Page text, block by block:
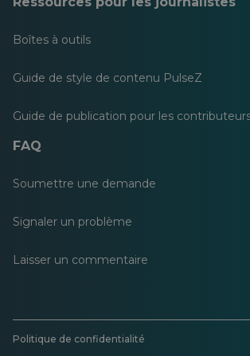
Boîtes à outils
Guide de style de contenu PulseZ
Guide de publication pour les
FAQ
Soumettre une demande
Signaler un problème
Laisser un commentaire
Politique de confidentialité